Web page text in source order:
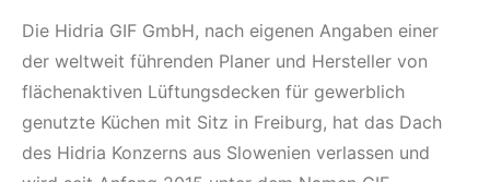
Die Hidria GIF GmbH, nach eigenen Angaben einer
der weltweit führenden Planer und Hersteller von
flächenaktiven Lüftungsdecken für gewerblich
genutzte Küchen mit Sitz in Freiburg, hat das Dach
des Hidria Konzerns aus Slowenien verlassen und